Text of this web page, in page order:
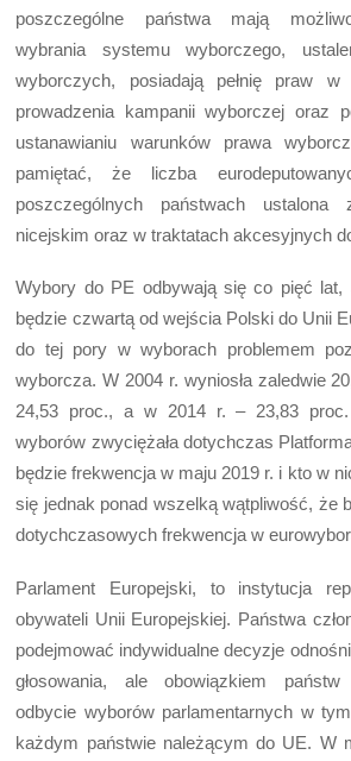
poszczególne państwa mają
wybrania systemu wyborczego,
wyborczych, posiadają pełnię praw w
prowadzenia kampanii wyborczej oraz
ustanawianiu warunków prawa
pamiętać, że liczba
poszczególnych państwach ustalona
nicejskim oraz w traktatach akcesyjnych
Wybory do PE odbywają się co pięć lat,
będzie czwartą od wejścia Polski do Unii
do tej pory w wyborach problemem
wyborcza. W 2004 r. wyniosła zaledwie
24,53 proc., a w 2014 r. – 23,83
wyborów zwyciężała dotychczas
będzie frekwencja w maju 2019 r. i kto w
się jednak ponad wszelką wątpliwość, że
dotychczasowych frekwencja w
Parlament Europejski, to instytucja
obywateli Unii Europejskiej. Państwa
podejmować indywidualne decyzje
głosowania, ale obowiązkiem
odbycie wyborów parlamentarnych w
każdym państwie należącym do UE. W